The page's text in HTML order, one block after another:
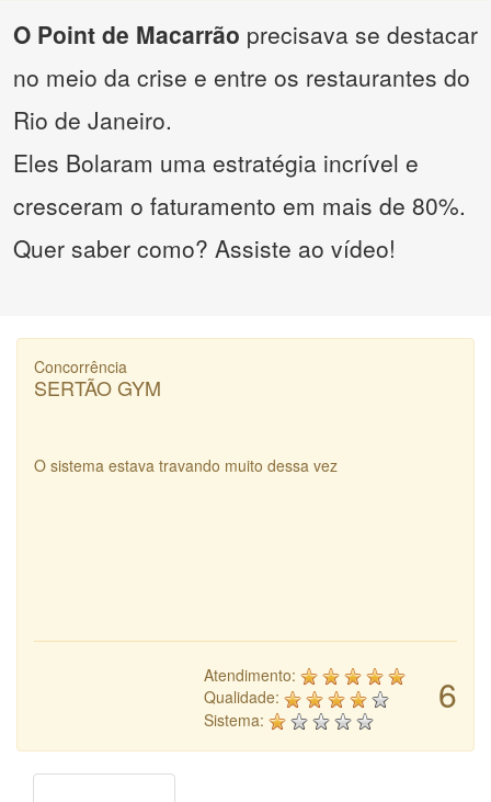
O Point de Macarrão precisava se destacar
no meio da crise e entre os restaurantes do
Rio de Janeiro.
Eles Bolaram uma estratégia incrível e
cresceram o faturamento em mais de 80%.
Quer saber como? Assiste ao vídeo!
Concorrência
SERTÃO GYM
O sistema estava travando muito dessa vez
6
Atendimento:
Qualidade:
Sistema: